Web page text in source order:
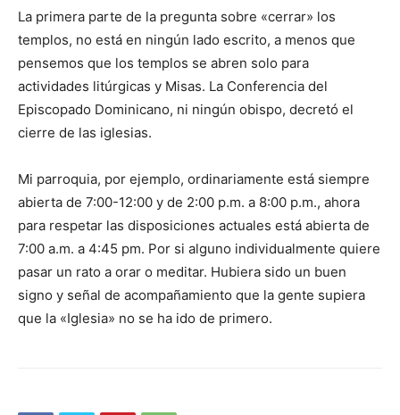
La primera parte de la pregunta sobre «ce­rrar» los
templos, no está en ningún lado escrito, a menos que
pensemos que los templos se abren solo para
actividades litúrgicas y Misas. La Conferencia del
Episcopado Domi­nicano, ni ningún obispo, decretó el
cierre de las iglesias.
Mi parroquia, por ejemplo, ordinariamente está siempre
abierta de 7:00-12:00 y de 2:00 p.m. a 8:00 p.m., ahora
para res­petar las disposiciones actuales está abierta de
7:00 a.m. a 4:45 pm. Por si alguno indivi­dualmente quiere
pasar un rato a orar o meditar. Hubiera sido un buen
signo y señal de acompañamiento que la gente supiera
que la «Iglesia» no se ha ido de primero.